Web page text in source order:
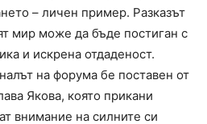
– личен пример. Разказът
мир може да бъде постиган с
и искрена отдаденост.
на форума бе поставен от
Якова, която прикани
внимание на силните си